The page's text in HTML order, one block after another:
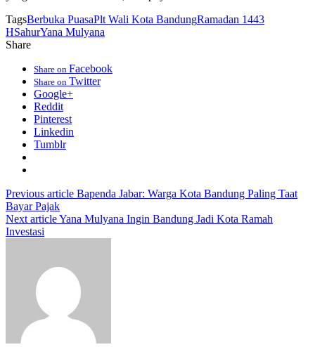
TagsBerbuka PuasaPlt Wali Kota BandungRamadan 1443
HSahurYana Mulyana
Share
Share on Facebook
Share on Twitter
Google+
Reddit
Pinterest
Linkedin
Tumblr
Previous article Bapenda Jabar: Warga Kota Bandung Paling Taat
Bayar Pajak
Next articleYana Mulyana Ingin Bandung Jadi Kota Ramah
Investasi